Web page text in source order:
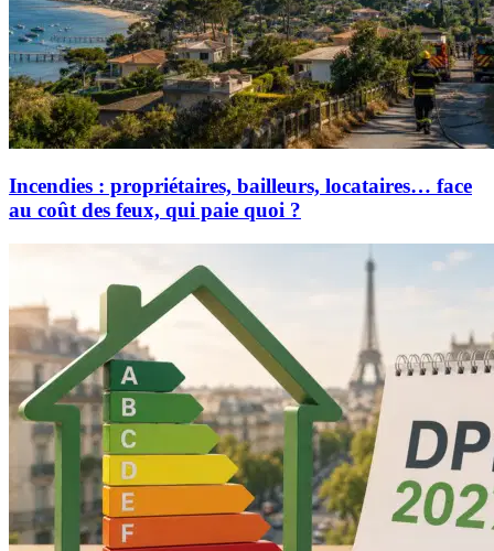
Incendies : propriétaires, bailleurs, locataires… face
au coût des feux, qui paie quoi ?